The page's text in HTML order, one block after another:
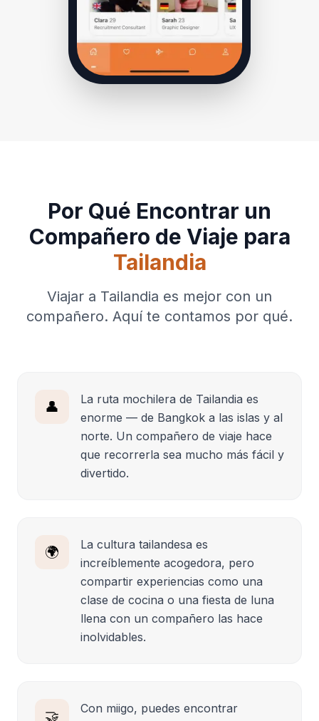
Por Qué Encontrar un
Compañero de Viaje para
Tailandia
Viajar a Tailandia es mejor con un
compañero. Aquí te contamos por qué.
👤
La ruta mochilera de Tailandia es
enorme — de Bangkok a las islas y al
norte. Un compañero de viaje hace
que recorrerla sea mucho más fácil y
divertido.
🌍
La cultura tailandesa es
increíblemente acogedora, pero
compartir experiencias como una
clase de cocina o una fiesta de luna
llena con un compañero las hace
inolvidables.
🤝
Con miigo, puedes encontrar